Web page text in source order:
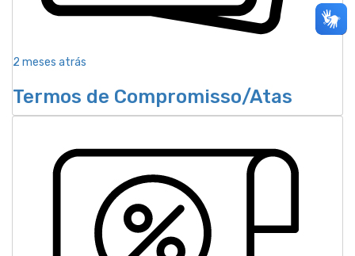
2 meses atrás
Termos de Compromisso/Atas